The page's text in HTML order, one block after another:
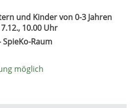
und Kinder von 0-3 Jahren
10.00 Uhr
SpieKo-Raum
möglich